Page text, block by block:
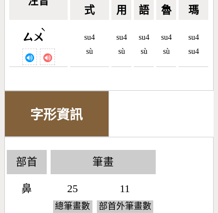
式 用 語 魯 瑪
ㄙㄨ
ˋ
su4
sù
su4
sù
su4
sù
su4
sù
su4
su4
字形資訊
部首
鼻
筆畫
25
總筆畫數
11
部首外筆畫數